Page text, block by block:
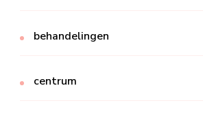
behandelingen
centrum